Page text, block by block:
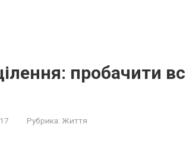
пробачити
Рубрика: Життя